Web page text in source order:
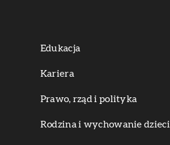
Edukacja
Kariera
Prawo, rząd i polityka
Rodzina i wychowanie dzieci